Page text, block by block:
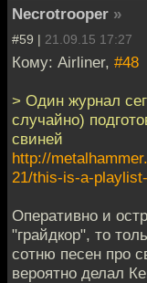
Necrotrooper »
#59 | 21.09.15 17:27
Кому: Airliner, #48
> Один журнал
случайно)
свиней
http://
21/this-is-a-
Оперативно и
"грайдкор", то
сотню песен про
вероятно делал